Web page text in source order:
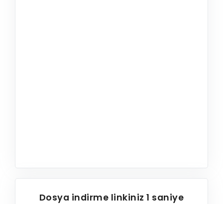
Dosya indirme linkiniz1 saniye